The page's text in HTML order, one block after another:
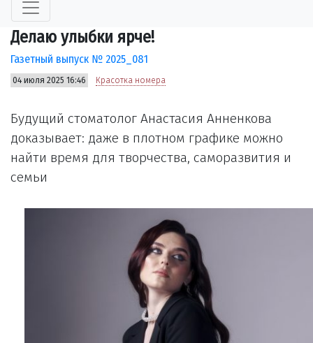
Делаю улыбки ярче!
Газетный выпуск № 2025_081
04 июля 2025 16:46 Красотка номера
Будущий стоматолог Анастасия Анненкова
доказывает: даже в плотном графике можно
найти время для творчества, саморазвития и
семьи